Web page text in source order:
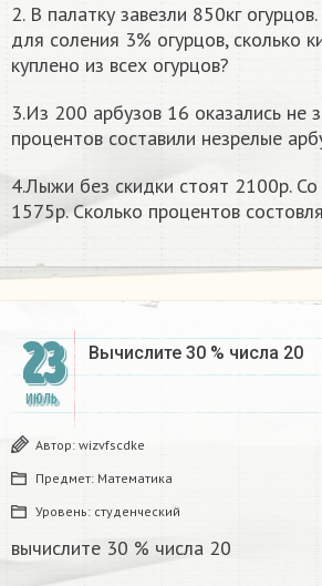
2. В палатку завезли 850кг
для соления 3% огурцов, сколько
куплено из всех огурцов?
3.Из 200 арбузов 16 оказались не
процентов составили незрелые
4.Лыжи без скидки стоят 2100р.
1575р. Сколько процентов
23
ИЮЛЬ
Вычислите 30 % числа 20​
Автор: wizvfscdke
Предмет: Математика
Уровень: студенческий
вычислите 30 % числа 20​